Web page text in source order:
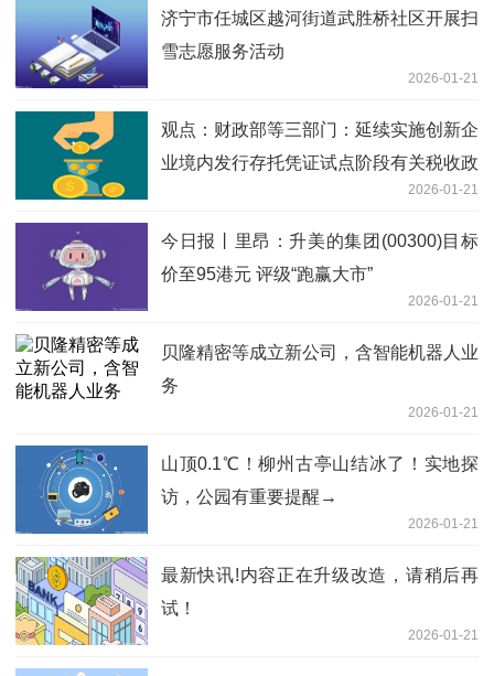
济宁市任城区越河街道武胜桥社区开展扫
雪志愿服务活动
2026-01-21
观点：财政部等三部门：延续实施创新企
业境内发行存托凭证试点阶段有关税收政
2026-01-21
今日报丨里昂：升美的集团(00300)目标
价至95港元 评级“跑赢大市”
2026-01-21
贝隆精密等成立新公司，含智能机器人业
务
2026-01-21
山顶0.1℃！柳州古亭山结冰了！实地探
访，公园有重要提醒→
2026-01-21
最新快讯!内容正在升级改造，请稍后再
试！
2026-01-21